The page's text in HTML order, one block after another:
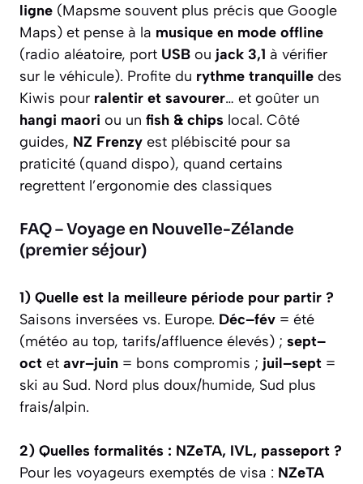
ligne (Mapsme souvent plus précis que Google
Maps) et pense à la musique en mode offline
(radio aléatoire, port USB ou jack 3,1 à vérifier
sur le véhicule). Profite du rythme tranquille des
Kiwis pour ralentir et savourer… et goûter un
hangi maori ou un fish & chips local. Côté
guides, NZ Frenzy est plébiscité pour sa
praticité (quand dispo), quand certains
regrettent l’ergonomie des classiques
FAQ – Voyage en Nouvelle-Zélande
(premier séjour)
1) Quelle est la meilleure période pour partir ?
Saisons inversées vs. Europe. Déc–fév = été
(météo au top, tarifs/affluence élevés) ; sept–
oct et avr–juin = bons compromis ; juil–sept =
ski au Sud. Nord plus doux/humide, Sud plus
frais/alpin.
2) Quelles formalités : NZeTA, IVL, passeport ?
Pour les voyageurs exemptés de visa : NZeTA